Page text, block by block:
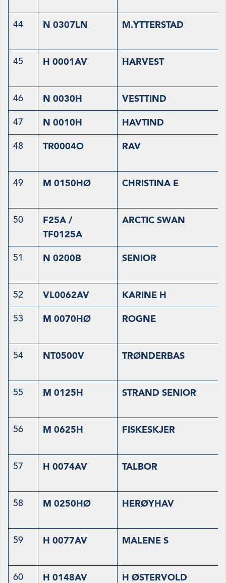
44 N 0307LN M.YTTERSTAD
45 H 0001AV HARVEST
46 N 0030H VESTTIND
47 N 0010H HAVTIND
48 TR0004O RAV
49 M 0150HØ CHRISTINA E
50
F25A /
TF0125A
ARCTIC SWAN
51 N 0200B SENIOR
52 VL0062AV KARINE H
53 M 0070HØ ROGNE
54 NT0500V TRØNDERBAS
55 M 0125H STRAND SENIOR
56 M 0625H FISKESKJER
57 H 0074AV TALBOR
58 M 0250HØ HERØYHAV
59 H 0077AV MALENE S
60 H 0148AV H ØSTERVOLD